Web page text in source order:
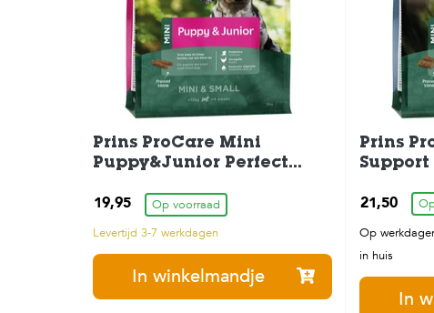
Prins ProCare Mini
Puppy&Junior Perfect
19,95
Op voorraad
Levertijd 3-7 werkdagen
In winkelmandje
Prins
Support
21,50
Op
in huis
In